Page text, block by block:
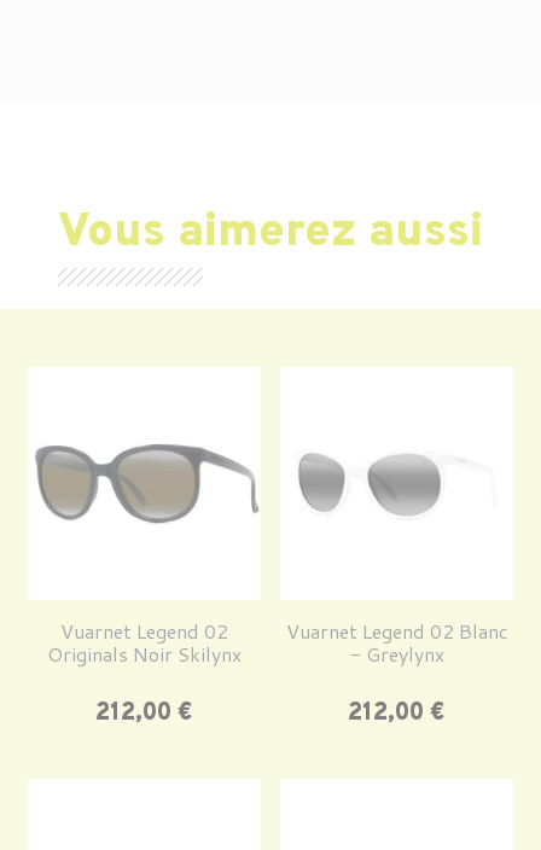
Vous aimerez aussi
Vuarnet Legend 02
Originals Noir Skilynx
Prix
212,00 €
Vuarnet Legend 02 Blanc
- Greylynx
Prix
212,00 €